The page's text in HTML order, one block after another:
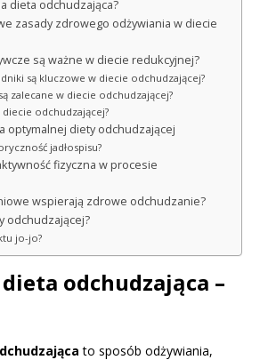
dieta odchudzająca?
zasady zdrowego odżywiania w diecie
są ważne w diecie redukcyjnej?
są kluczowe w diecie odchudzającej?
zalecane w diecie odchudzającej?
diecie odchudzającej?
optymalnej diety odchudzającej
jadłospisu?
fizyczna w procesie
wspierają zdrowe odchudzanie?
odchudzającej?
jo-jo?
odchudzająca –
to sposób odżywiania,